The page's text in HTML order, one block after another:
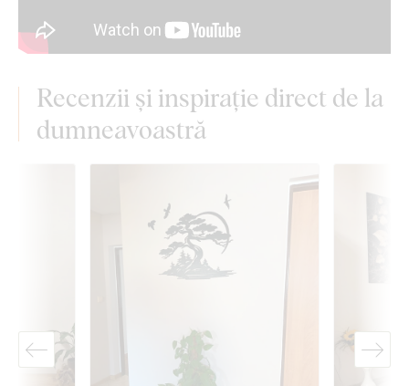
Recenzii și inspirație direct de la
dumneavoastră